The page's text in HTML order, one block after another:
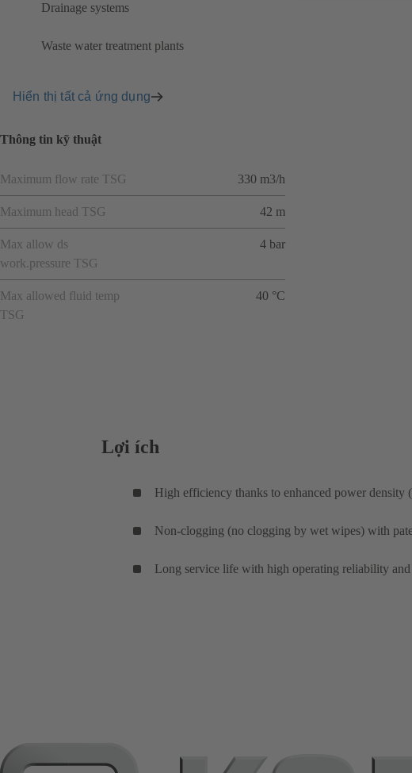
Drainage systems
Waste water treatment plants
Hiển thị tất cả ứng dụng
Thông tin kỹ thuật
Maximum flow rate TSG 330 m3/h
Maximum head TSG 42 m
Max allow ds
work.pressure TSG
4 bar
Max allowed fluid temp
TSG
40 °C
Lợi ích
High efficiency thanks to enhanced power
Non-clogging (no clogging by wet wipes) with
Long service life with high operating reliability